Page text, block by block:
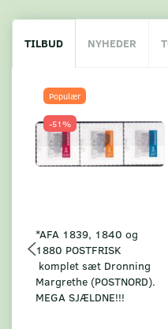
TILBUD NYHEDER
Populær
-51%
*AFA 1839, 1840 og
1880 POSTFRISK
komplet sæt Dronning
Margrethe (POSTNORD).
MEGA SJÆLDNE!!!